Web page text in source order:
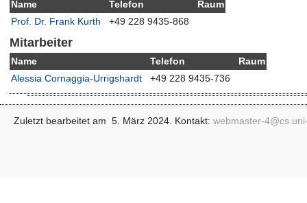
Name Telefon
Raum
Prof. Dr. Frank Kurth
+49 228 9435-868
Mitarbeiter
Name Telefon
Raum
Alessia Cornaggia-Urrigshardt
+49 228 9435-736
Zuletzt bearbeitet am 5. März 2024. Kontakt: webmaster-4@